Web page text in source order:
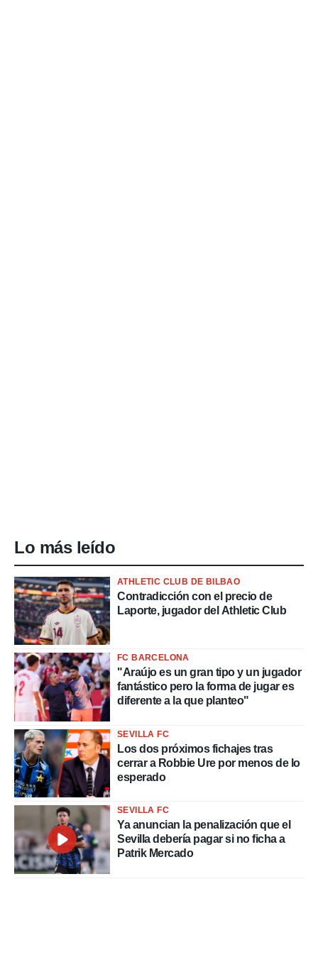
Lo más leído
ATHLETIC CLUB DE BILBAO
Contradicción con el precio de
Laporte, jugador del Athletic Club
FC BARCELONA
"Araújo es un gran tipo y un jugador
fantástico pero la forma de jugar es
diferente a la que planteo"
SEVILLA FC
Los dos próximos fichajes tras
cerrar a Robbie Ure por menos de lo
esperado
SEVILLA FC
Ya anuncian la penalización que el
Sevilla debería pagar si no ficha a
Patrik Mercado